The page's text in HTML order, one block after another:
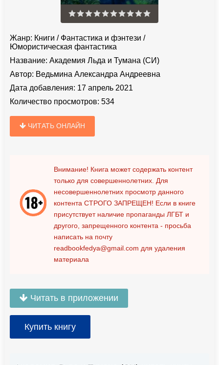
Жанр: Книги / Фантастика и фэнтези /
Юмористическая фантастика
Название: Академия Льда и Тумана (СИ)
Автор: Ведьмина Александра Андреевна
Дата добавления: 17 апрель 2021
Количество просмотров: 534
ЧИТАТЬ ОНЛАЙН
Внимание! Книга может содержать контент
только для совершеннолетних. Для
несовершеннолетних просмотр данного
контента СТРОГО ЗАПРЕЩЕН! Если в книге
присутствует наличие пропаганды ЛГБТ и
другого, запрещенного контента - просьба
написать на почту
readbookfedya@gmail.com для удаления
материала
Читать в приложении
Купить книгу